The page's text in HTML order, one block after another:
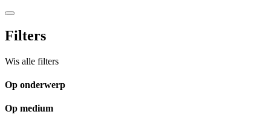
Filters
Wis alle filters
Op onderwerp
Op medium